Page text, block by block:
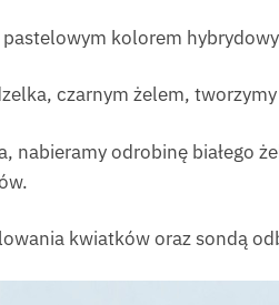
kolorem
czarnym żelem,
nabieramy odrobinę białego
kwiatków oraz sondą